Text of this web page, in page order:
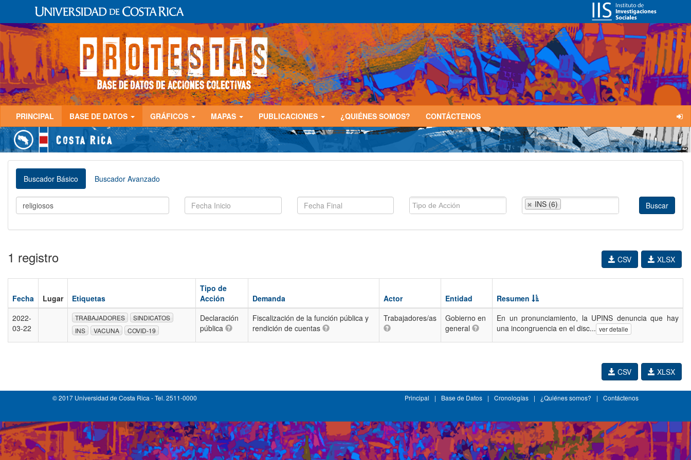
PRINCIPAL BASE DE DATOS GRÁFICOS MAPAS PUBLICACIONES ¿QUIÉNES SOMOS? CONTÁCTENOS
Buscador Básico Buscador Avanzado
INS (6)
1 registro XLSX
CSV
Fecha Lugar Etiquetas
Tipo de
Acción
Demanda Actor Entidad
Resumen
2022-
03-22
TRABAJADORES
SINDICATOS
INS
VACUNA COVID-19
Declaración
pública
Fiscalización de la función pública y
rendición de cuentas
Trabajadores/as
Gobierno en
general
En un pronunciamiento, la UPINS denuncia que hay
una incongruencia en el disc... ver detalle
XLSX
CSV
© 2017 Universidad de Costa Rica - Tel. 2511-0000 Principal | Base de Datos | Cronologías | ¿Quiénes somos? | Contáctenos